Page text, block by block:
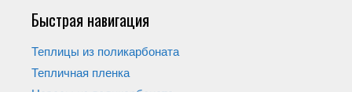
Быстрая навигация
Теплицы из поликарбоната
Тепличная пленка